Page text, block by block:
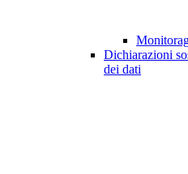
Dichiarazioni
dei dati